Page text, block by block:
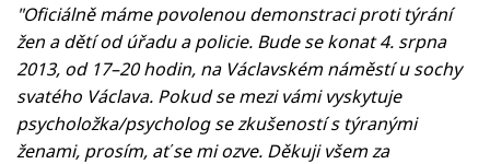
"Oficiálně máme povolenou demonstraci proti týrání
žen a dětí od úřadu a policie. Bude se konat 4. srpna
2013, od 17–20 hodin, na Václavském náměstí u sochy
svatého Václava. Pokud se mezi vámi vyskytuje
psycholožka/psycholog se zkušeností s týranými
ženami, prosím, ať se mi ozve. Děkuji všem za